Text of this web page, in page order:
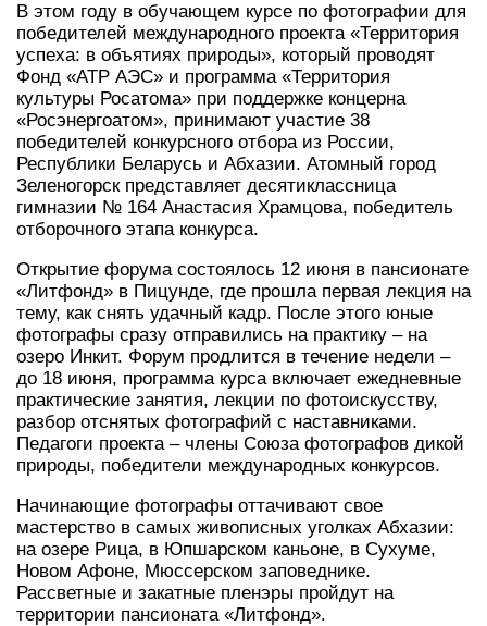
В этом году в обучающем курсе по фотографии для
победителей международного проекта «Территория
успеха: в объятиях природы», который проводят
Фонд «АТР АЭС» и программа «Территория
культуры Росатома» при поддержке концерна
«Росэнергоатом», принимают участие 38
победителей конкурсного отбора из России,
Республики Беларусь и Абхазии. Атомный город
Зеленогорск представляет десятиклассница
гимназии № 164 Анастасия Храмцова, победитель
отборочного этапа конкурса.
Открытие форума состоялось 12 июня в пансионате
«Литфонд» в Пицунде, где прошла первая лекция на
тему, как снять удачный кадр. После этого юные
фотографы сразу отправились на практику – на
озеро Инкит. Форум продлится в течение недели –
до 18 июня, программа курса включает ежедневные
практические занятия, лекции по фотоискусству,
разбор отснятых фотографий с наставниками.
Педагоги проекта – члены Союза фотографов дикой
природы, победители международных конкурсов.
Начинающие фотографы оттачивают свое
мастерство в самых живописных уголках Абхазии:
на озере Рица, в Юпшарском каньоне, в Сухуме,
Новом Афоне, Мюссерском заповеднике.
Рассветные и закатные пленэры пройдут на
территории пансионата «Литфонд».